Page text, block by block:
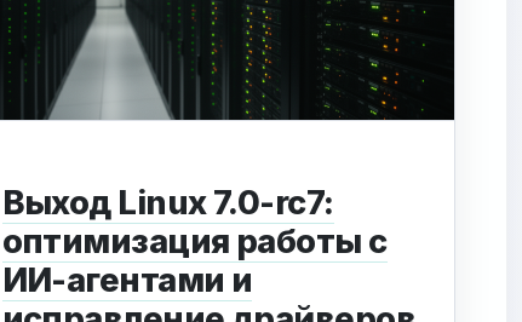
Выход Linux 7.0-rc7:
оптимизация работы с
ИИ-агентами и